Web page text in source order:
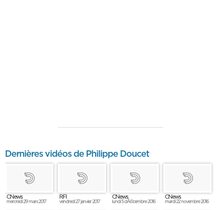
Dernières vidéos de Philippe Doucet
CNews
mercredi 29 mars 2017
RFI
vendredi 27 janvier 2017
CNews
lundi 5 dÃ©cembre 2016
CNews
mardi 22 novembre 2016